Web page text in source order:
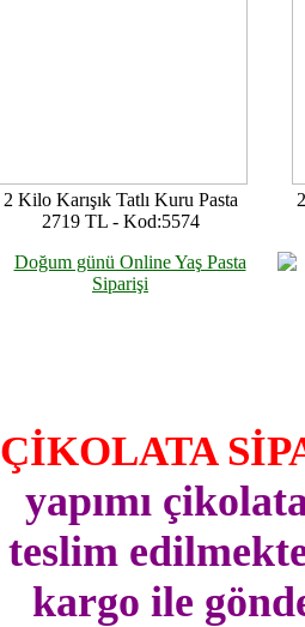
2 Kilo Karışık Tatlı Kuru Pasta
2719 TL - Kod:5574
ÇİKOLATA
yapımı
teslim
kargo ile